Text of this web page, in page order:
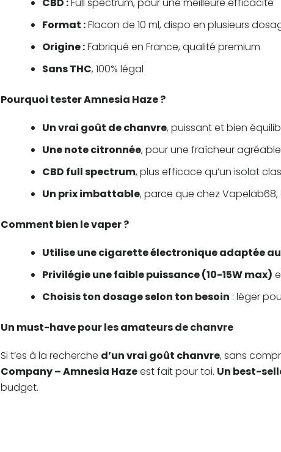
CBD :Full spectrum, pour une meilleure efficacité
Format :Flacon de 10 ml, dispo en plusieurs
Origine :Fabriqué en France, qualité premium
Sans THC, 100% légal
Pourquoi tester Amnesia Haze ?
Un vrai goût de chanvre, puissant et bien
Une note citronnée, pour une fraîcheur agréable
CBD full spectrum, plus efficace qu’un isolat
Un prix imbattable, parce que chez
Comment bien le vaper ?
Utilise une cigarette électronique adaptée au
Privilégie une faible puissance (10-15W max)
Choisis ton dosage selon ton besoin : léger
Un must-have pour les amateurs de chanvre
Si t’es à la recherche d’un vrai goût chanvre, sans
Company – Amnesia Hazeest fait pour toi. Un best-
budget.